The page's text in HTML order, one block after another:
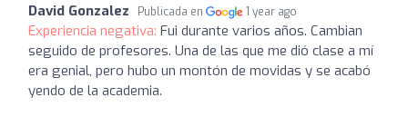
David Gonzalez Publicada en 1 year ago
Experiencia negativa: Fui durante varios años. Cambian
seguido de profesores. Una de las que me dió clase a mí
era genial, pero hubo un montón de movidas y se acabó
yendo de la academia.